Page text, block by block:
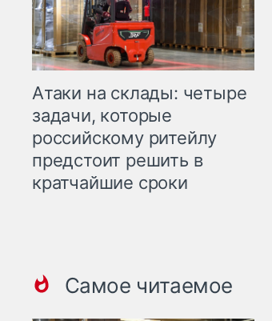
Атаки на склады: четыре
задачи, которые
российскому ритейлу
предстоит решить в
кратчайшие сроки
Самое читаемое